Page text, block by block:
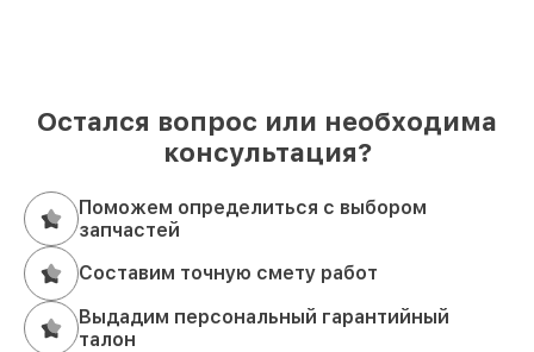
Остался вопрос или необходима
консультация?
Поможем определиться с выбором
запчастей
Составим точную смету работ
Выдадим персональный гарантийный
талон